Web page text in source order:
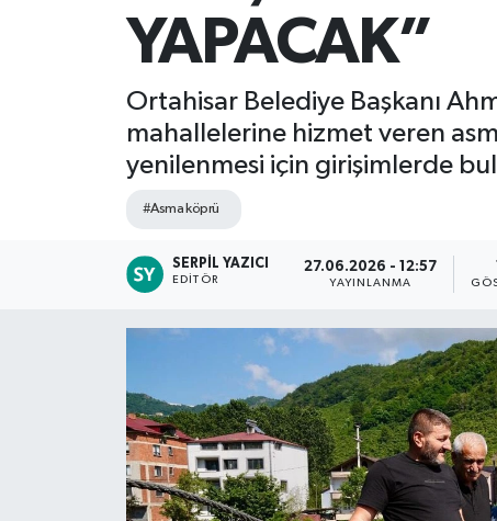
YAPACAK”
Ortahisar Belediye Başkanı
mahallelerine hizmet veren
yenilenmesi için girişimlerde
#Asma köprü
SERPIL YAZICI
EDITÖR
27.06.2026 - 12:57
YAYINLANMA